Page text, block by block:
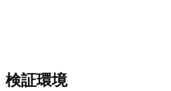
検証環境